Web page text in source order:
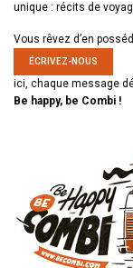
unique : récits de
Vous rêvez d’en
ÉCRIVEZ-NOUS
ici, chaque message
Be happy, be Combi !